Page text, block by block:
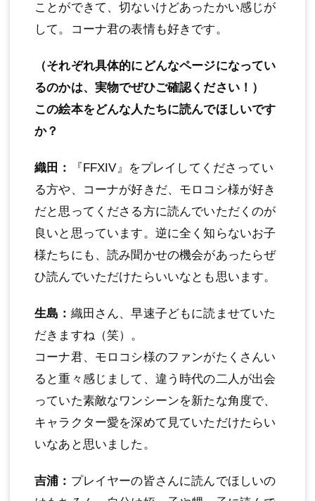
ことができて、切ないけどあったかい感じが
して。コーナ君の表情も好きです。
（それぞれ具体的にどんなページになってい
るのかは、実物でぜひご確認ください！）
この絵本をどんな人たちに読んでほしいです
か？
織田：
『FFXIV』をプレイしてくださってい
る方や、コーナが好きだ、モロコシ様が好き
だと思ってくださる方に読んでいただくのが
良いと思っています。逆に全く知らないお子
様たちにも、読み聞かせの機会があったらぜ
ひ読んでいただけたらいいなとも思います。
生島： 織田さん、早速子どもに読ませていた
だきますね（笑）。
コーナ君、モロコシ様のファンがたくさんい
ると重々感じまして、違う時代の二人が出会
っていた素敵なワンシーンを新たな角度で、
キャラクター愛を深めて見ていただけたらい
いなあと思いました。
吉浦： プレイヤーの皆さんに読んでほしいの